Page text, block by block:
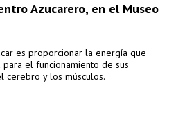
Azucarero, en el Museo
es proporcionar la energía que
el funcionamiento de sus
cerebro y los músculos.